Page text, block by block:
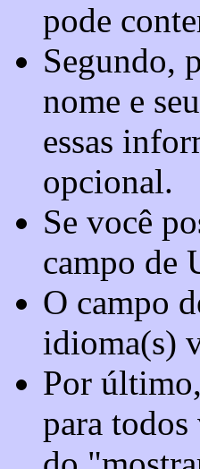
pode
Segundo,
nome e
essas
opcional.
Se você
campo de
O campo
idioma(s)
Por
para